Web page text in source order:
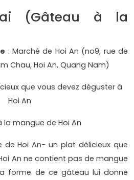
(Gâteau à la
: Marché de Hoi An (no9, rue de
Chau, Hoi An, Quang Nam)
la mangue de Hoi An
Hoi An- un plat délicieux que
An ne contient pas de mangue
forme de ce gâteau lui donne